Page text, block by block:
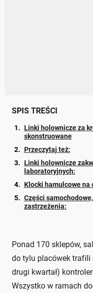
SPIS TREŚCI
Linki holownicze za
skonstruowane
Przeczytaj też:
Linki holownicze
laboratoryjnych:
Klocki hamulcowe na
Części
zastrzeżenia:
Ponad 170 sklepów,
do tylu placówek trafili
drugi kwartał)
Wszystko w ramach